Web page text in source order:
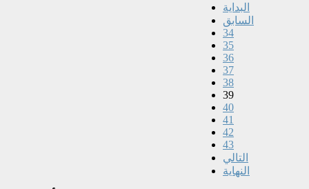
البداية
السابق
34
35
36
37
38
39
40
41
42
43
التالي
النهاية